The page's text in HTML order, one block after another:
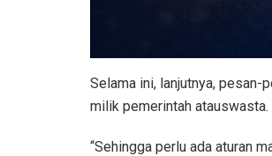
Selama ini, lanjutnya,
milik pemerintah atauswasta.
“Sehingga perlu ada aturan